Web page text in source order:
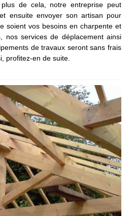
de cela, notre entreprise peut
ensuite envoyer son artisan pour
soient vos besoins en charpente et
nos services de déplacement ainsi
de travaux seront sans frais
profitez-en de suite.